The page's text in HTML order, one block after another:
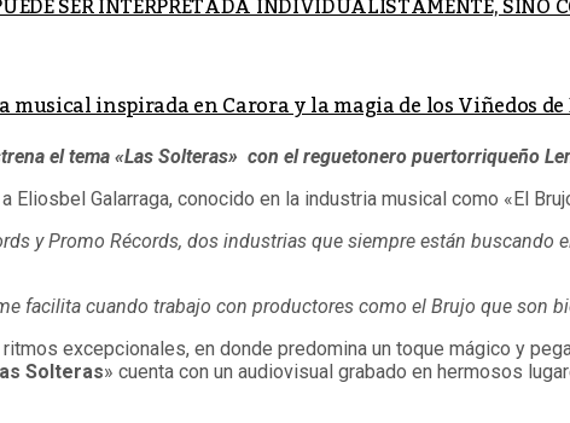
inspirada en Carora y la magia de los Viñedos de
el tema «Las Solteras» con el reguetonero puertorriqueño
Galarraga, conocido en la industria musical como «El
y Promo Récords, dos industrias que siempre están buscando
facilita cuando trabajo con productores como el Brujo que son
excepcionales, en donde predomina un toque mágico y
Solteras» cuenta con un audiovisual grabado en hermosos